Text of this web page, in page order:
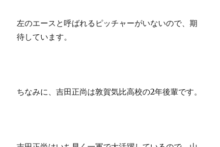
左のエースと呼ばれるピッチャーがいないので、期
待しています。
ちなみに、吉田正尚は敦賀気比高校の2年後輩です。